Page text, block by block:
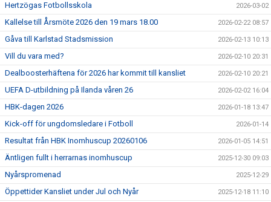
Hertzögas Fotbollsskola 2026-03-02
Kallelse till Årsmöte 2026 den 19 mars 18.00 2026-02-22 08:57
Gåva till Karlstad Stadsmission 2026-02-13 10:13
Vill du vara med? 2026-02-10 20:31
Dealboosterhäftena för 2026 har kommit till kansliet 2026-02-10 20:21
UEFA D-utbildning på Ilanda våren 26 2026-02-02 16:04
HBK-dagen 2026 2026-01-18 13:47
Kick-off för ungdomsledare i Fotboll 2026-01-14
Resultat från HBK Inomhuscup 20260106 2026-01-05 14:51
Äntligen fullt i herrarnas inomhuscup 2025-12-30 09:03
Nyårspromenad 2025-12-29
Öppettider Kansliet under Jul och Nyår 2025-12-18 11:10